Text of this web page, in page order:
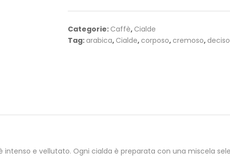
Categorie: Caffè, Cialde
Tag: arabica, Cialde, corposo, cremoso, deciso
e vellutato. Ogni cialda è preparata con una miscela